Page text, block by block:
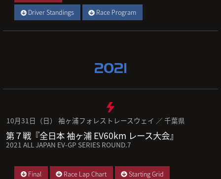
Driver Standings
Race Program
2021
10月31日（日） 袖ヶ浦フォレストレースウェイ ／ 千葉県
第７戦『全日本 袖ヶ浦 EV60km レース大会』
2021 ALL JAPAN EV-GP SERIES ROUND.7
Final Race Lap Chart
Starting Grid